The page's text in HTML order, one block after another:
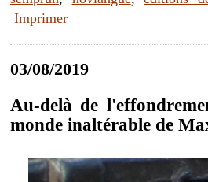
Imprimer
03/08/2019
Au-delà de
monde inaltérable de